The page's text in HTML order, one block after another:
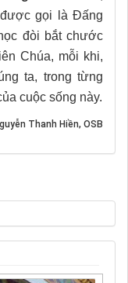
gọi là Đấng
đòi bắt chước
Chúa, mỗi khi,
ta, trong từng
cuộc sống này.
Thanh Hiền, OSB